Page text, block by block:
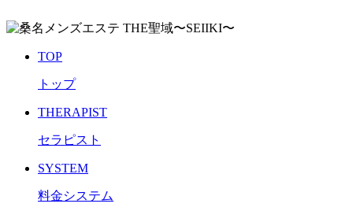
TOP
トップ
THERAPIST
セラピスト
SYSTEM
料金システム